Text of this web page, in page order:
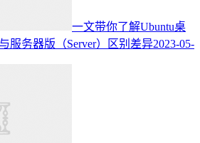
一文带你了解Ubuntu桌
服务器版（Server）区别差异2023-05-